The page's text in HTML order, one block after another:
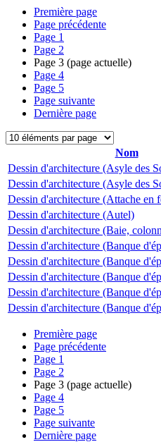
Première page
Page précédente
Page 1
Page 2
Page 3 (page actuelle)
Page 4
Page 5
Page suivante
Dernière page
Nom
Dessin d'architecture (Asyle des
Dessin d'architecture (Asyle des
Dessin d'architecture (Attache en
Dessin d'architecture (Autel)
Dessin d'architecture (Baie,
Dessin d'architecture (Banque
Dessin d'architecture (Banque
Dessin d'architecture (Banque
Dessin d'architecture (Banque
Dessin d'architecture (Banque
Première page
Page précédente
Page 1
Page 2
Page 3 (page actuelle)
Page 4
Page 5
Page suivante
Dernière page